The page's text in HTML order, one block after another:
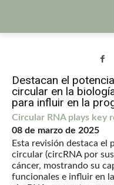
Destacan el
circular en la
para influir en la
Circular RNA plays key
08 de marzo de 2025
Esta revisión destaca el
circular (circRNA por
cáncer, mostrando su
funcionales e influir en